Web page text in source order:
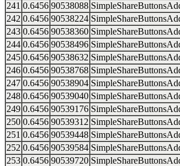
241 0.6456 90538088
242 0.6456 90538224
243 0.6456 90538360
244 0.6456 90538496
245 0.6456 90538632
246 0.6456 90538768
247 0.6456 90538904
248 0.6456 90539040
249 0.6456 90539176
250 0.6456 90539312
251 0.6456 90539448
252 0.6456 90539584
253 0.6456 90539720